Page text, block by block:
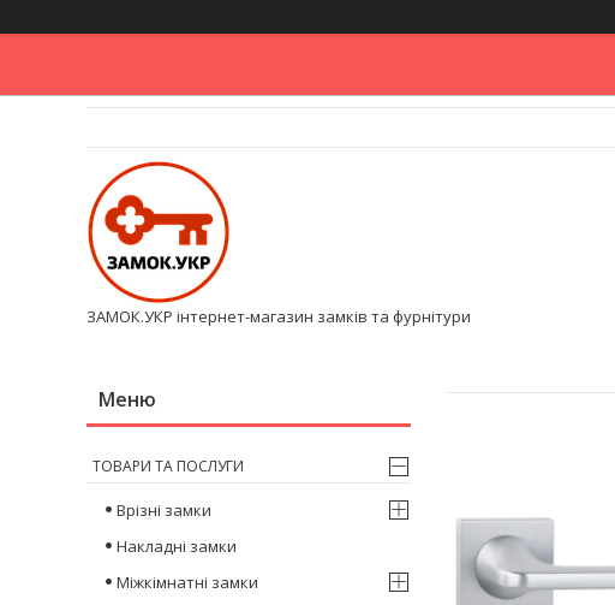
ЗАМОК.УКР інтернет-магазин замків та фурнітури
ТОВАРИ ТА ПОСЛУГИ
Врізні замки
Накладні замки
Міжкімнатні замки